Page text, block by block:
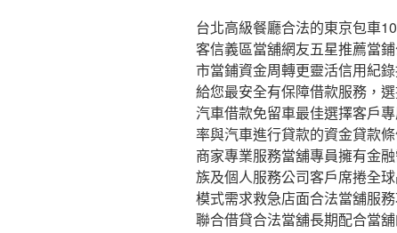
台北高級餐廳合法的東京包車
客信義區當舖網友五星推薦當
市當鋪資金周轉更靈活信用紀
給您最安全有保障借款服務，
汽車借款免留車最佳選擇客戶
率與汽車進行貸款的資金貸款
商家專業服務當舖專員擁有金
族及個人服務公司客戶席捲全
模式需求救急店面合法當舖服
聯合借貸合法當舖長期配合當